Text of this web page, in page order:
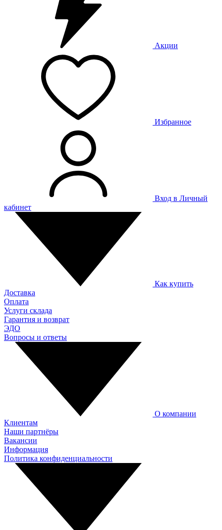
Акции
Избранное
Вход в Личный
кабинет
Как купить
Доставка
Оплата
Услуги склада
Гарантия и возврат
ЭДО
Вопросы и ответы
О компании
Клиентам
Наши партнёры
Вакансии
Информация
Политика конфиденциальности